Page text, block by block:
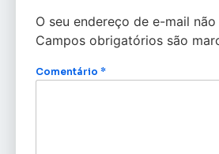
O seu endereço de e-mail
Campos obrigatórios são
Comentário *